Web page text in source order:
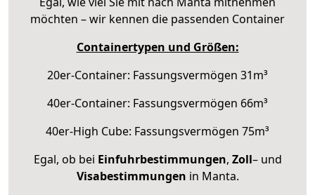
möchten – wir kennen die passenden Container
Containertypen und Größen:
20er-Container: Fassungsvermögen 31m³
40er-Container: Fassungsvermögen 66m³
40er-High Cube: Fassungsvermögen 75m³
Egal, ob bei Einfuhrbestimmungen, Zoll– und
Visabestimmungen in Manta.